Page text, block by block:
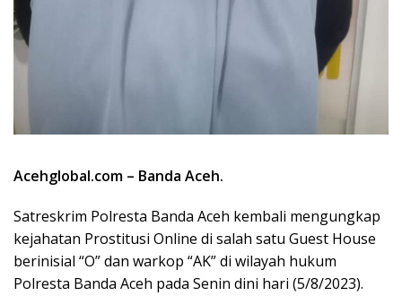
Acehglobal.com – Banda Aceh.
Satreskrim Polresta Banda Aceh kembali mengungkap
kejahatan Prostitusi Online di salah satu Guest House
berinisial “O” dan warkop “AK” di wilayah hukum
Polresta Banda Aceh pada Senin dini hari (5/8/2023).